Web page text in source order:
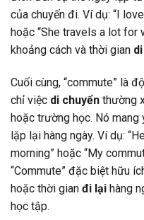
của chuyến đi. Ví dụ: “I
hoặc “She travels a lot for
khoảng cách và thời gian
Cuối cùng, “commute” là
chỉ việc di chuyển thường
hoặc trường học. Nó
lặp lại hàng ngày. Ví dụ:
morning” hoặc “My
“Commute” đặc biệt hữu
hoặc thời gian đi lại hàng
học tập.